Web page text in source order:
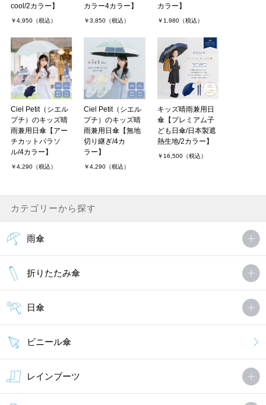
cool/2カラー】
￥4,950（税込）
カラー4カラー】
￥3,850（税込）
カラー】
￥1,980（税込）
Ciel Petit（シエル
プチ）のキッズ晴
雨兼用日傘【アー
チカットパラソ
ル/4カラー】
￥4,290（税込）
Ciel Petit（シエル
プチ）のキッズ晴
雨兼用日傘【無地
切り継ぎ/4カ
ラー】
￥4,290（税込）
キッズ晴雨兼用日
傘【プレミアム子
ども日傘/日本製遮
熱生地/2カラー】
￥16,500（税込）
カテゴリーから探す
雨傘
折りたたみ傘
日傘
ビニール傘
レインブーツ